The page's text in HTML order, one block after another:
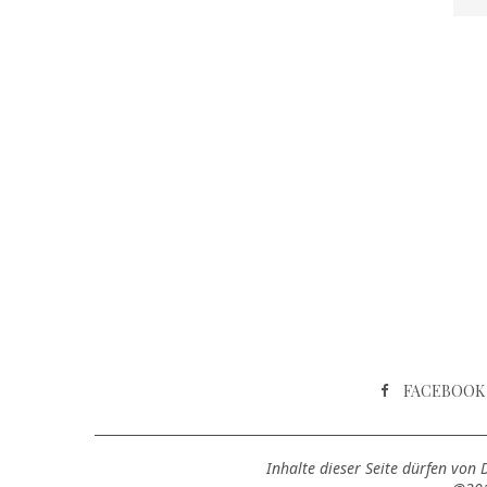
FACEBOOK
Inhalte dieser Seite dürfen von